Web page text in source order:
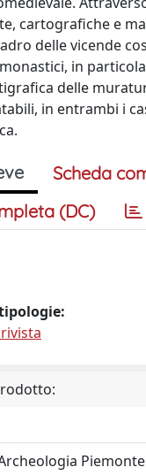
cartografiche e
delle vicende
in
delle
in entrambi i
Scheda
(DC)